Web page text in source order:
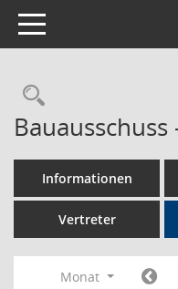
Toggle navigation
Informationen
Vertreter
Monat